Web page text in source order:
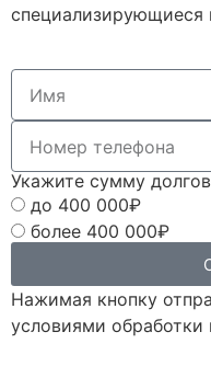
специализирующиеся
Укажите сумму долгов
до 400 000₽
более 400 000₽
Нажимая кнопку
условиями обработки